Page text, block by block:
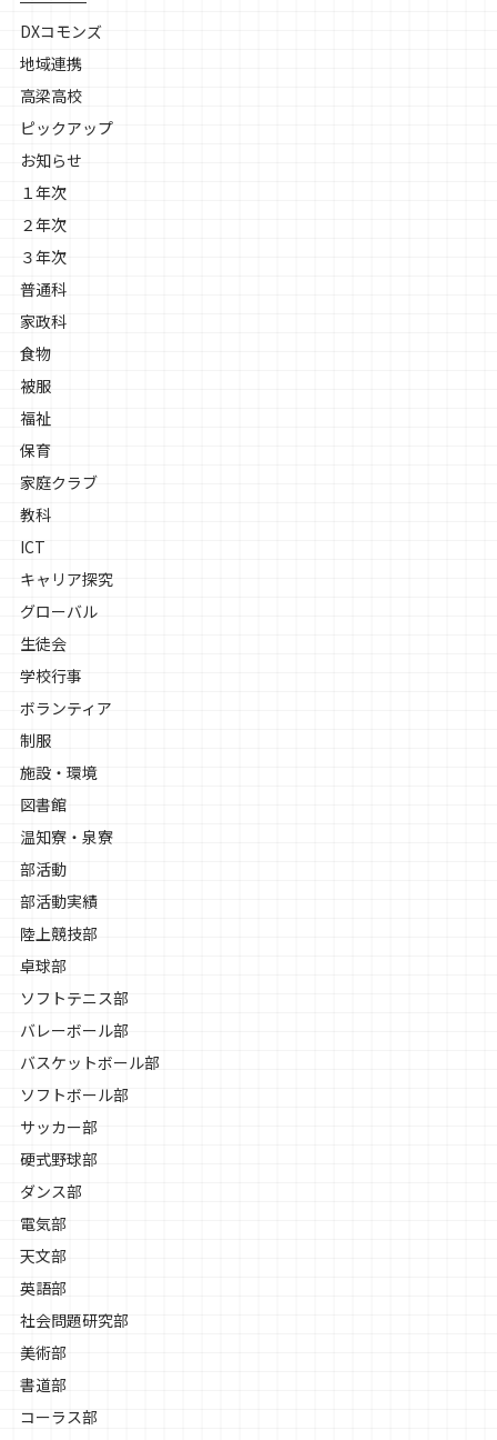
DXコモンズ
地域連携
高梁高校
ピックアップ
お知らせ
１年次
２年次
３年次
普通科
家政科
食物
被服
福祉
保育
家庭クラブ
教科
ICT
キャリア探究
グローバル
生徒会
学校行事
ボランティア
制服
施設・環境
図書館
温知寮・泉寮
部活動
部活動実績
陸上競技部
卓球部
ソフトテニス部
バレーボール部
バスケットボール部
ソフトボール部
サッカー部
硬式野球部
ダンス部
電気部
天文部
英語部
社会問題研究部
美術部
書道部
コーラス部